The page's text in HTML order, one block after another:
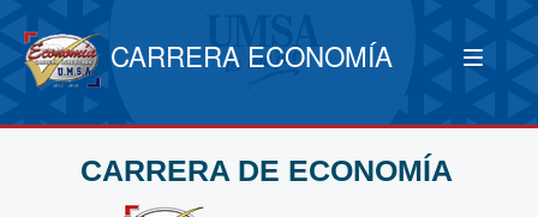
CARRERA ECONOMÍA
CARRERA DE ECONOMÍA